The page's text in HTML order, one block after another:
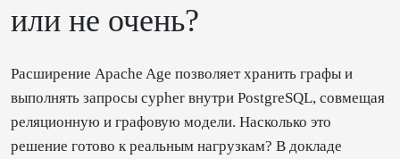
или не очень?
Расширение Apache Age позволяет хранить графы и
выполнять запросы cypher внутри PostgreSQL, совмещая
реляционную и графовую модели. Насколько это
решение готово к реальным нагрузкам? В докладе